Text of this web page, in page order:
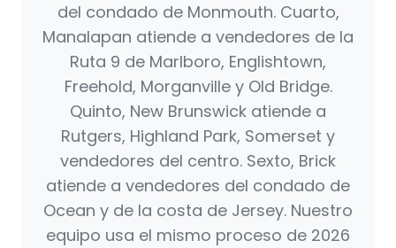
del condado de Monmouth. Cuarto,
Manalapan atiende a vendedores de la
Ruta 9 de Marlboro, Englishtown,
Freehold, Morganville y Old Bridge.
Quinto, New Brunswick atiende a
Rutgers, Highland Park, Somerset y
vendedores del centro. Sexto, Brick
atiende a vendedores del condado de
Ocean y de la costa de Jersey. Nuestro
equipo usa el mismo proceso de 2026